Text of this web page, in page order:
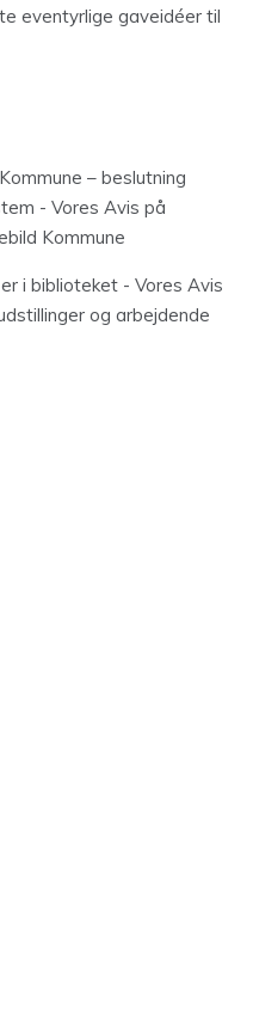
eventyrlige gaveidéer til
– beslutning
- Vores Avis på
Kommune
i biblioteket - Vores Avis
og arbejdende